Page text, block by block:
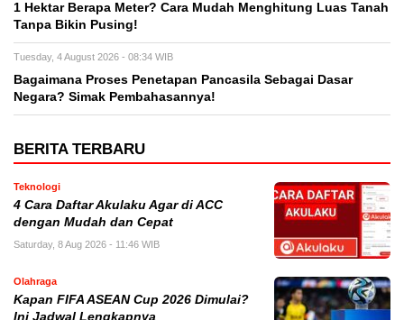
1 Hektar Berapa Meter? Cara Mudah Menghitung Luas Tanah
Tanpa Bikin Pusing!
Tuesday, 4 August 2026 - 08:34 WIB
Bagaimana Proses Penetapan Pancasila Sebagai Dasar
Negara? Simak Pembahasannya!
BERITA TERBARU
Teknologi
4 Cara Daftar Akulaku Agar di ACC
dengan Mudah dan Cepat
Saturday, 8 Aug 2026 - 11:46 WIB
Olahraga
Kapan FIFA ASEAN Cup 2026 Dimulai?
Ini Jadwal Lengkapnya